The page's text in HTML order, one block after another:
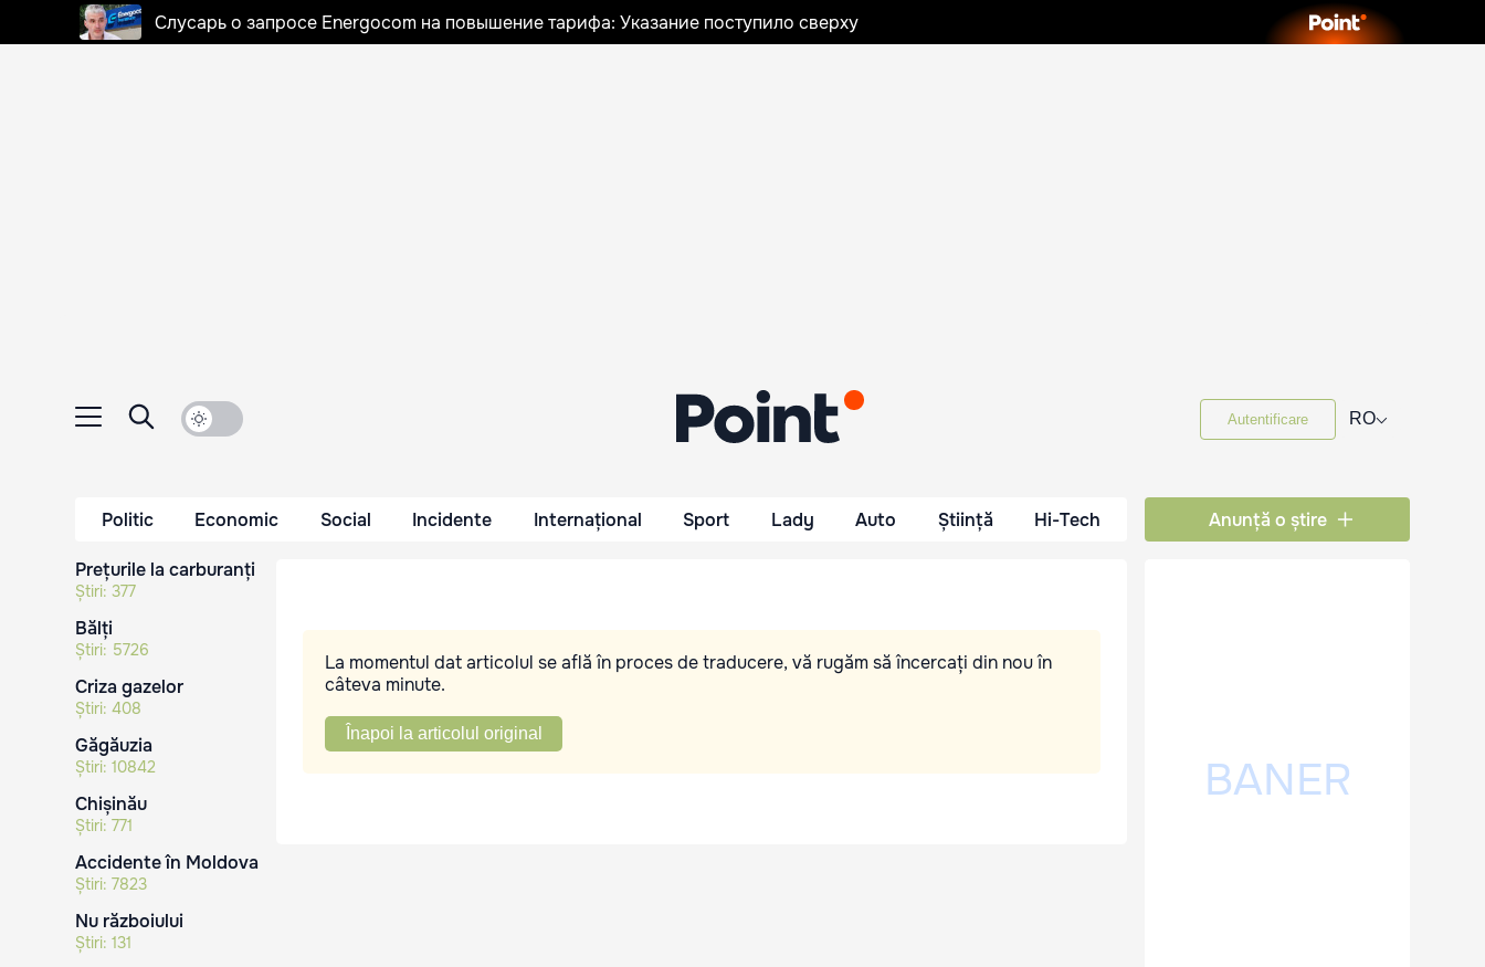
Слусарь о запросе Energocom на повышение тарифа: Указание поступило сверху
Autentificare RO⌵
Politic Economic Social Incidente Internațional Sport Lady Auto Știință Hi-Tech Anunță o știre
Prețurile la carburanți
Știri: 377
Bălți
Știri: 5726
Criza gazelor
Știri: 408
Găgăuzia
Știri: 10842
Chișinău
Știri: 771
Accidente în Moldova
Știri: 7823
Nu războiului
Știri: 131
La momentul dat articolul se află în proces de traducere, vă rugăm să încercați din nou în
câteva minute.
Înapoi la articolul original